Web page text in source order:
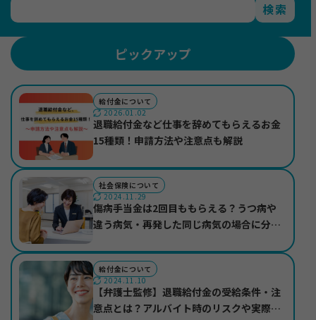
お知らせ
サイトマップ
プライバシーポリシー
個人情報の取り扱いについて
検索
ピックアップ
給付金について
2026.01.02
退職給付金など仕事を辞めてもらえるお金
15種類！申請方法や注意点も解説
社会保険について
2024.11.29
傷病手当金は2回目ももらえる？うつ病や
違う病気・再発した同じ病気の場合に分け
給付金について
2024.11.10
【弁護士監修】退職給付金の受給条件・注
意点とは？アルバイト時のリスクや実際の